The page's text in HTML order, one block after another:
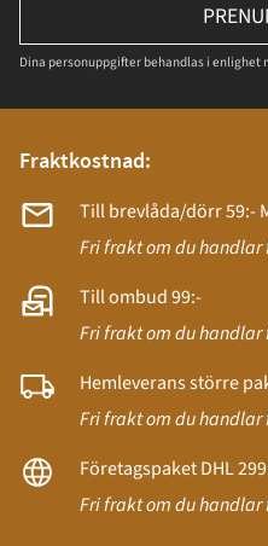
Dina personuppgifter behandlas i enlighet
Fraktkostnad:
Till brevlåda/dörr 59:-
Fri frakt om du handlar
Till ombud 99:-
Fri frakt om du handlar
Hemleverans större
Fri frakt om du handlar
Företagspaket DHL
Fri frakt om du handlar